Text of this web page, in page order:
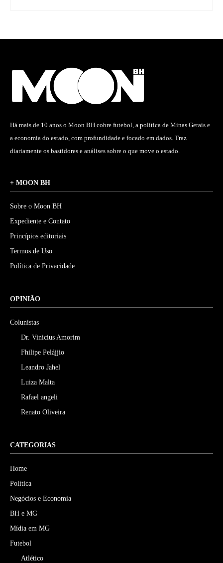
Há mais de 10 anos o Moon BH cobre futebol, a política de Minas Gerais e
a economia do estado, com profundidade e focado em dados. Traz
diariamente os bastidores e análises sobre o que move o estado.
+ MOON BH
Sobre o Moon BH
Expediente e Contato
Princípios editoriais
Termos de Uso
Política de Privacidade
OPINIÃO
Colunistas
Dr. Vinicius Amorim
Fhilipe Pelájjio
Leandro Jahel
Luiza Malta
Rafael angeli
Renato Oliveira
CATEGORIAS
Home
Política
Negócios e Economia
BH e MG
Mídia em MG
Futebol
Atlético